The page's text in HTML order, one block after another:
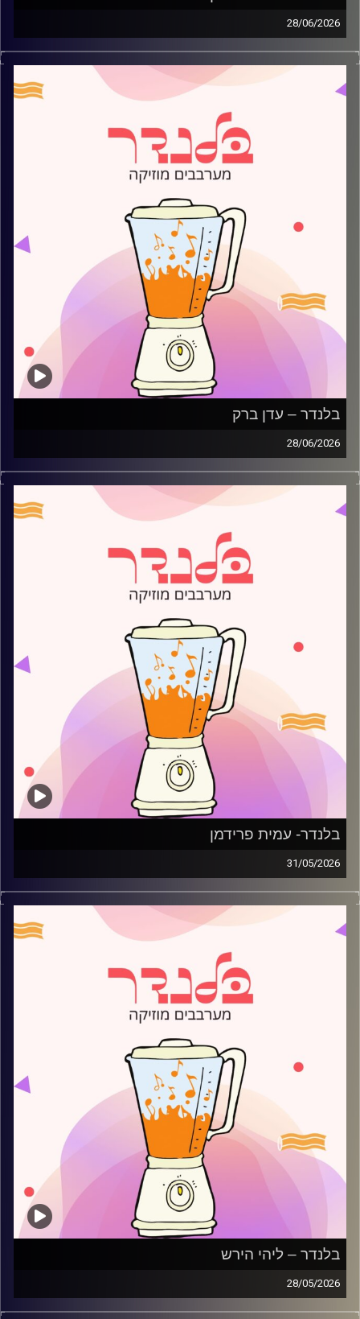
28/06/2026
מוזיקה קצבית חדשה עם עמית פרידמן
קרדיט תמונות:
AudioVersity
בלנדר – עדן ברק
28/06/2026
מוזיקה קצבית חדשה עם עדן ברק
קרדיט תמונות:
AudioVersity
בלנדר- עמית פרידמן
31/05/2026
מוזיקה רגועה לפתוח איתה את הבוקר בהגשת עמית פרידמן
קרדיט תמונות:
AudioVersity
בלנדר – ליהי הירש
28/05/2026
מוזיקה רגועה לפתוח איתה את הבוקר בהגשת ליהי הירש